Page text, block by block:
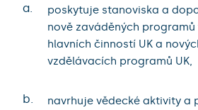
a.
poskytuje stanoviska a
nově zaváděných
hlavních činností UK a
vzdělávacích programů UK,
b.
navrhuje vědecké aktivity a